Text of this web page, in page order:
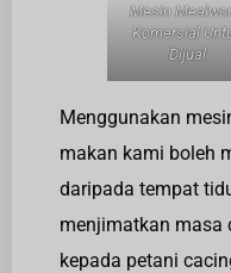
Mesin
Komersial
Dijual
Menggunakan
makan kami boleh
daripada tempat
menjimatkan masa
kepada petani